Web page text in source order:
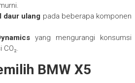
daur ulang pada beberapa komponen
yang mengurangi konsumsi
CO₂.
BMW X5